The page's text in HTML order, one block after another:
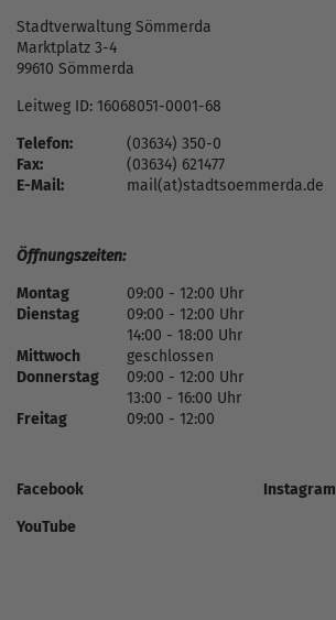
Stadtverwaltung Sömmerda
Marktplatz 3-4
99610 Sömmerda
Leitweg ID: 16068051-0001-68
Telefon:
(03634) 350-0
Fax:
(03634) 621477
E-Mail:
mail(at)stadtsoemmerda.de
Öffnungszeiten:
Montag
09:00 - 12:00 Uhr
Dienstag
09:00 - 12:00 Uhr
14:00 - 18:00 Uhr
Mittwoch
geschlossen
Donnerstag
09:00 - 12:00 Uhr
13:00 - 16:00 Uhr
Freitag
09:00 - 12:00
Facebook
Instagram
YouTube